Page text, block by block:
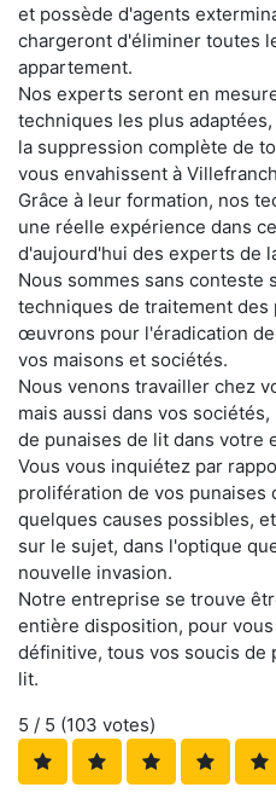
et possède d'agents
chargeront d'éliminer toutes
appartement.
Nos experts seront en
techniques les plus
la suppression complète de
vous envahissent à
Grâce à leur formation, nos
une réelle expérience dans
d'aujourd'hui des experts de
Nous sommes sans conteste
techniques de traitement des
œuvrons pour l'éradication
vos maisons et sociétés.
Nous venons travailler chez
mais aussi dans vos
de punaises de lit dans votre
Vous vous inquiétez par
prolifération de vos punaises
quelques causes possibles,
sur le sujet, dans l'optique
nouvelle invasion.
Notre entreprise se trouve
entière disposition, pour
définitive, tous vos soucis de
lit.
5 / 5 (103 votes)